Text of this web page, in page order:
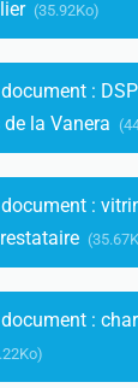
(35.92Ko)
:
la Vanera
:
: